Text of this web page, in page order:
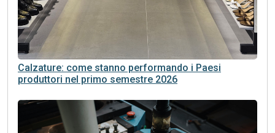
Calzature: come stanno performando i Paesi
produttori nel primo semestre 2026